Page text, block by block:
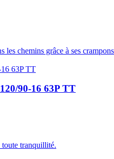
les chemins grâce à ses
90-16 63P TT
tranquillité.